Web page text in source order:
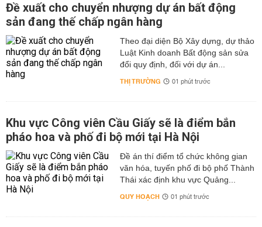
Đề xuất cho chuyển nhượng dự án bất động
sản đang thế chấp ngân hàng
Theo đại diện Bộ Xây dựng, dự thảo
Luật Kinh doanh Bất động sản sửa
đổi quy định, đối với dự án...
THỊ TRƯỜNG 01 phút trước
Khu vực Công viên Cầu Giấy sẽ là điểm bắn
pháo hoa và phố đi bộ mới tại Hà Nội
Đề án thí điểm tổ chức không gian
văn hóa, tuyến phố đi bộ phố Thành
Thái xác định khu vực Quảng...
QUY HOẠCH 01 phút trước